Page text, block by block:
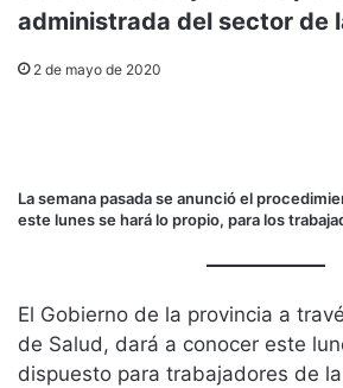
administrada del sector de
2 de mayo de 2020
La semana pasada se anunció el
este lunes se hará lo propio, para los
El Gobierno de la provincia a
de Salud, dará a conocer este
dispuesto para trabajadores de